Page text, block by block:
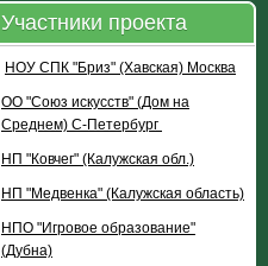
Участники проекта
НОУ СПК "Бриз" (Хавская) Москва
ОО "Союз искусств" (Дом на
Среднем) С-Петербург
НП "Ковчег" (Калужская обл.)
НП "Медвенка" (Калужская область)
НПО "Игровое образование"
(Дубна)